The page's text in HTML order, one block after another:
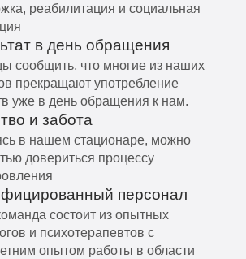
реабилитация и социальная
в день обращения
сообщить, что многие из наших
прекращают употребление
уже в день обращения к нам.
и забота
в нашем стационаре, можно
довериться процессу
персонал
состоит из опытных
и психотерапевтов с
опытом работы в области